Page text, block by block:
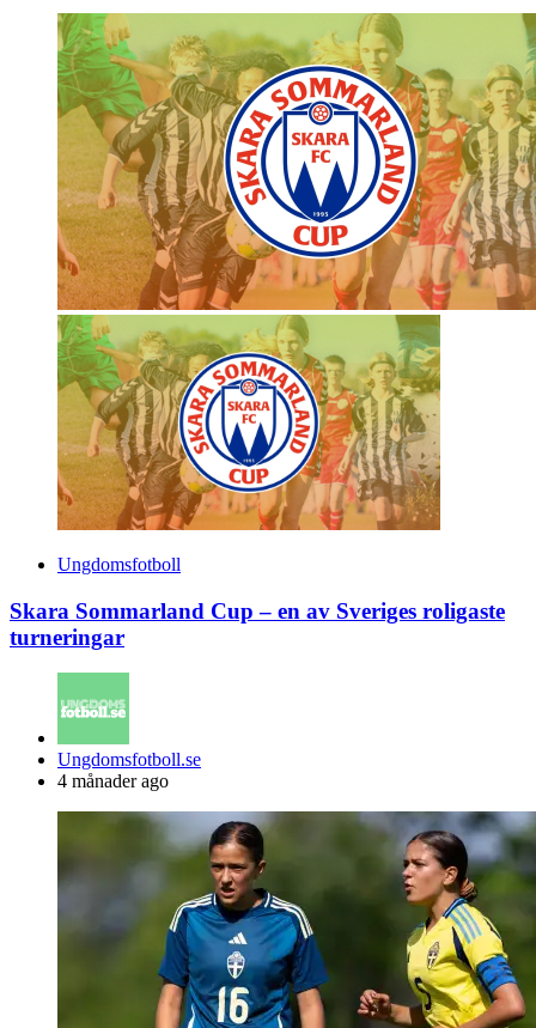
Ungdomsfotboll
Skara Sommarland Cup – en av Sveriges roligaste
turneringar
Posted
by
Ungdomsfotboll.se
4 månader ago